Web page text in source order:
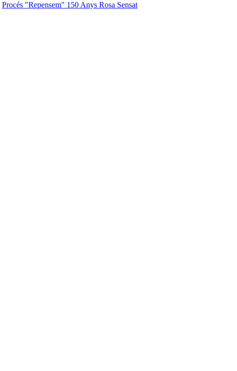
Procés "Repensem" 150 Anys Rosa Sensat